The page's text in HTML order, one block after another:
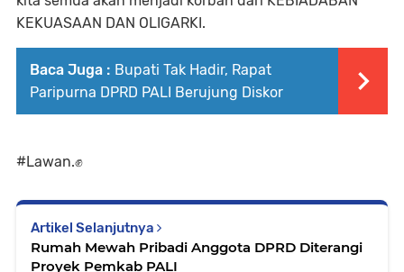
KEKUASAAN DAN OLIGARKI.
Baca Juga : Bupati Tak Hadir, Rapat
Paripurna DPRD PALI Berujung Diskor
‎#Lawan.✊
Artikel Selanjutnya
Rumah Mewah Pribadi Anggota DPRD Diterangi
Proyek Pemkab PALI